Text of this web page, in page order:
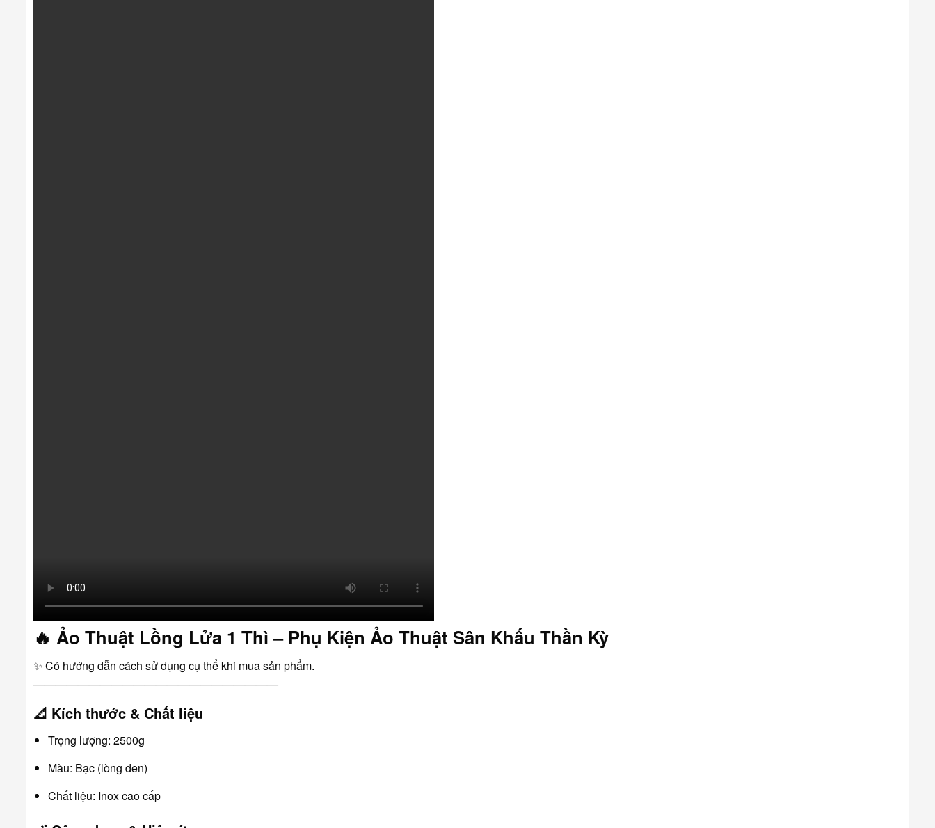
🔥 Ảo Thuật Lồng Lửa 1 Thì – Phụ Kiện Ảo Thuật Sân Khấu Thần Kỳ
✨ Có hướng dẫn cách sử dụng cụ thể khi mua sản phẩm.
――――――――――――――――――――――
📐 Kích thước & Chất liệu
Trọng lượng: 2500g
Màu: Bạc (lòng đen)
Chất liệu: Inox cao cấp